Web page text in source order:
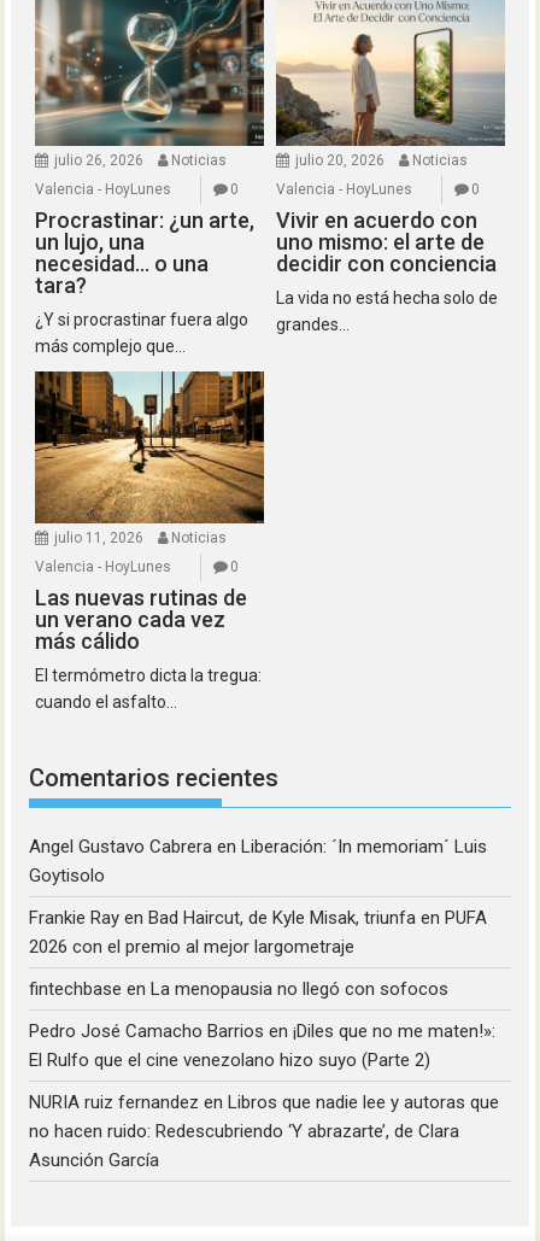
julio 26, 2026
Noticias
Valencia - HoyLunes
0
Procrastinar: ¿un arte,
un lujo, una
necesidad… o una
tara?
¿Y si procrastinar fuera algo
más complejo que...
julio 20, 2026
Noticias
Valencia - HoyLunes
0
Vivir en acuerdo con
uno mismo: el arte de
decidir con conciencia
La vida no está hecha solo de
grandes...
julio 11, 2026
Noticias
Valencia - HoyLunes
0
Las nuevas rutinas de
un verano cada vez
más cálido
El termómetro dicta la tregua:
cuando el asfalto...
Comentarios recientes
Angel Gustavo Cabrera enLiberación: ´In memoriam´ Luis
Goytisolo
Frankie Ray enBad Haircut, de Kyle Misak, triunfa en PUFA
2026 con el premio al mejor largometraje
fintechbase enLa menopausia no llegó con sofocos
Pedro José Camacho Barrios en¡Diles que no me maten!»:
El Rulfo que el cine venezolano hizo suyo (Parte 2)
NURIA ruiz fernandez enLibros que nadie lee y autoras que
no hacen ruido: Redescubriendo ‘Y abrazarte’, de Clara
Asunción García